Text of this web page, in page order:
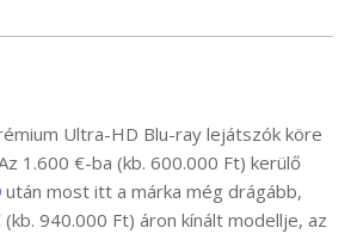
Ultra-HD Blu-ray lejátszók köre
1.600 €-ba (kb. 600.000 Ft) kerülő
után most itt a márka még drágább,
940.000 Ft) áron kínált modellje, az